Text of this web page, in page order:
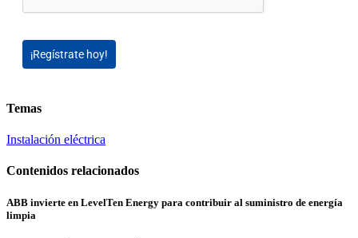
¡Regístrate hoy!
Temas
Instalación eléctrica
Contenidos relacionados
ABB invierte en LevelTen Energy para contribuir al suministro de energía
limpia